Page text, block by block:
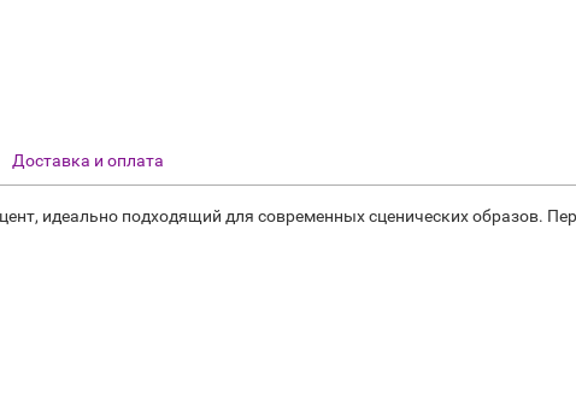
Доставка и оплата
идеально подходящий для современных сценических образов.